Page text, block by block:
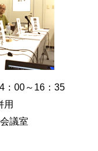
：00～16：35
用
議室